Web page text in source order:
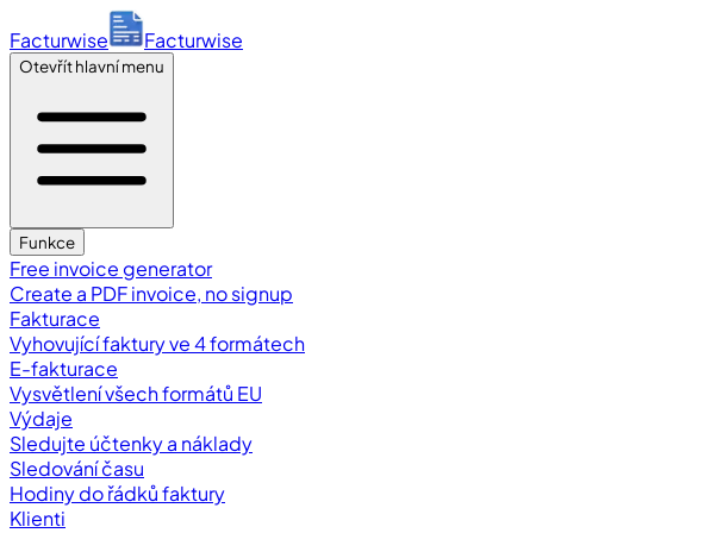
Facturwise Facturwise
Otevřít hlavní menu
Funkce
Free invoice generator
Create a PDF invoice, no signup
Fakturace
Vyhovující faktury ve 4 formátech
E-fakturace
Vysvětlení všech formátů EU
Výdaje
Sledujte účtenky a náklady
Sledování času
Hodiny do řádků faktury
Klienti